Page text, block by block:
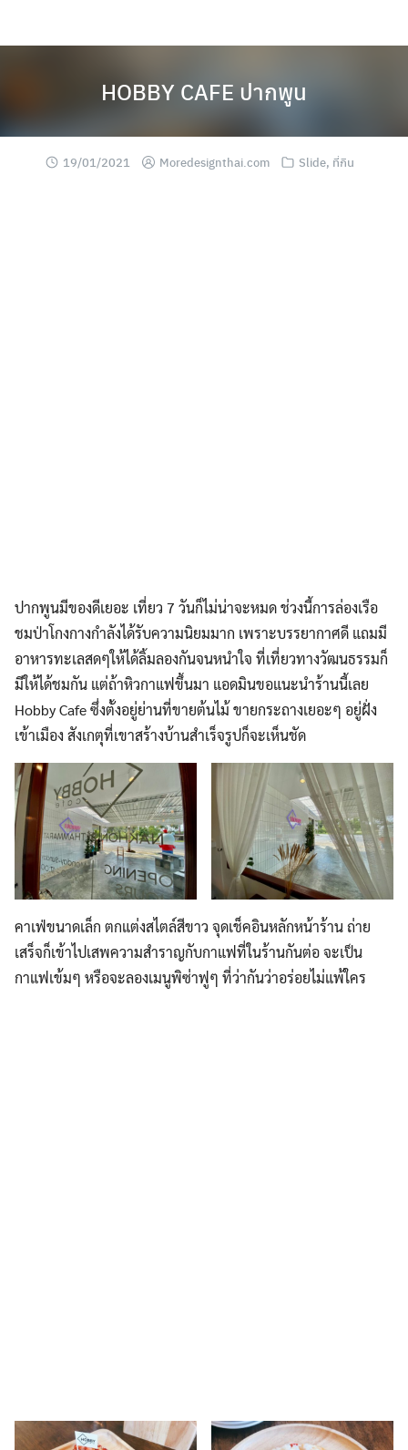
HOBBY CAFE ปากพูน
19/01/2021 Moredesignthai.com Slide, ที่กิน
ปากพูนมีของดีเยอะ เที่ยว 7 วันก็ไม่น่าจะหมด ช่วงนี้การล่องเรือ
ชมป่าโกงกางกำลังได้รับความนิยมมาก เพราะบรรยากาศดี แถมมี
อาหารทะเลสดๆให้ได้ลิ้มลองกันจนหนำใจ ที่เที่ยวทางวัฒนธรรมก็
มีให้ได้ชมกัน แต่ถ้าหิวกาแฟขึ้นมา แอดมินขอแนะนำร้านนี้เลย
Hobby Cafe ซึ่งตั้งอยู่ย่านที่ขายต้นไม้ ขายกระถางเยอะๆ อยู่ฝั่ง
เข้าเมือง สังเกตุที่เขาสร้างบ้านสำเร็จรูปก็จะเห็นชัด
คาเฟ่ขนาดเล็ก ตกแต่งสไตล์สีขาว จุดเช็คอินหลักหน้าร้าน ถ่าย
เสร็จก็เข้าไปเสพความสำราญกับกาแฟที่ในร้านกันต่อ จะเป็น
กาแฟเข้มๆ หรือจะลองเมนูพิซ่าฟูๆ ที่ว่ากันว่าอร่อยไม่แพ้ใคร